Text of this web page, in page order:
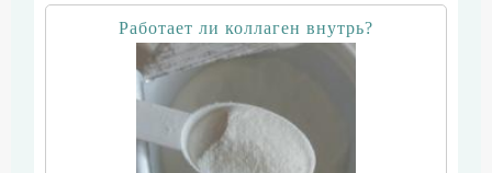
Работает ли коллаген внутрь?